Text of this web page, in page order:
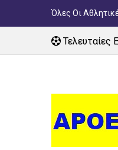
Όλες Οι
Τελευταίες
07/08/2026